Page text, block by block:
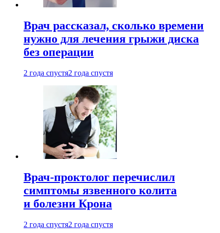
Врач рассказал, сколько времени
нужно для лечения грыжи диска
без операции
2 года спустя2 года спустя
Врач-проктолог перечислил
симптомы язвенного колита
и болезни Крона
2 года спустя2 года спустя